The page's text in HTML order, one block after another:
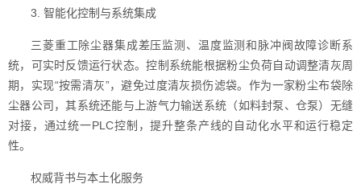
3. 智能化控制与系统集成
三菱重工除尘器集成差压监测、温度监测和脉冲阀故障诊断系
统，可实时反馈运行状态。控制系统能根据粉尘负荷自动调整清灰周
期，实现“按需清灰”，避免过度清灰损伤滤袋。作为一家粉尘布袋除
尘器公司，其系统还能与上游气力输送系统（如料封泵、仓泵）无缝
对接，通过统一PLC控制，提升整条产线的自动化水平和运行稳定
性。
权威背书与本土化服务